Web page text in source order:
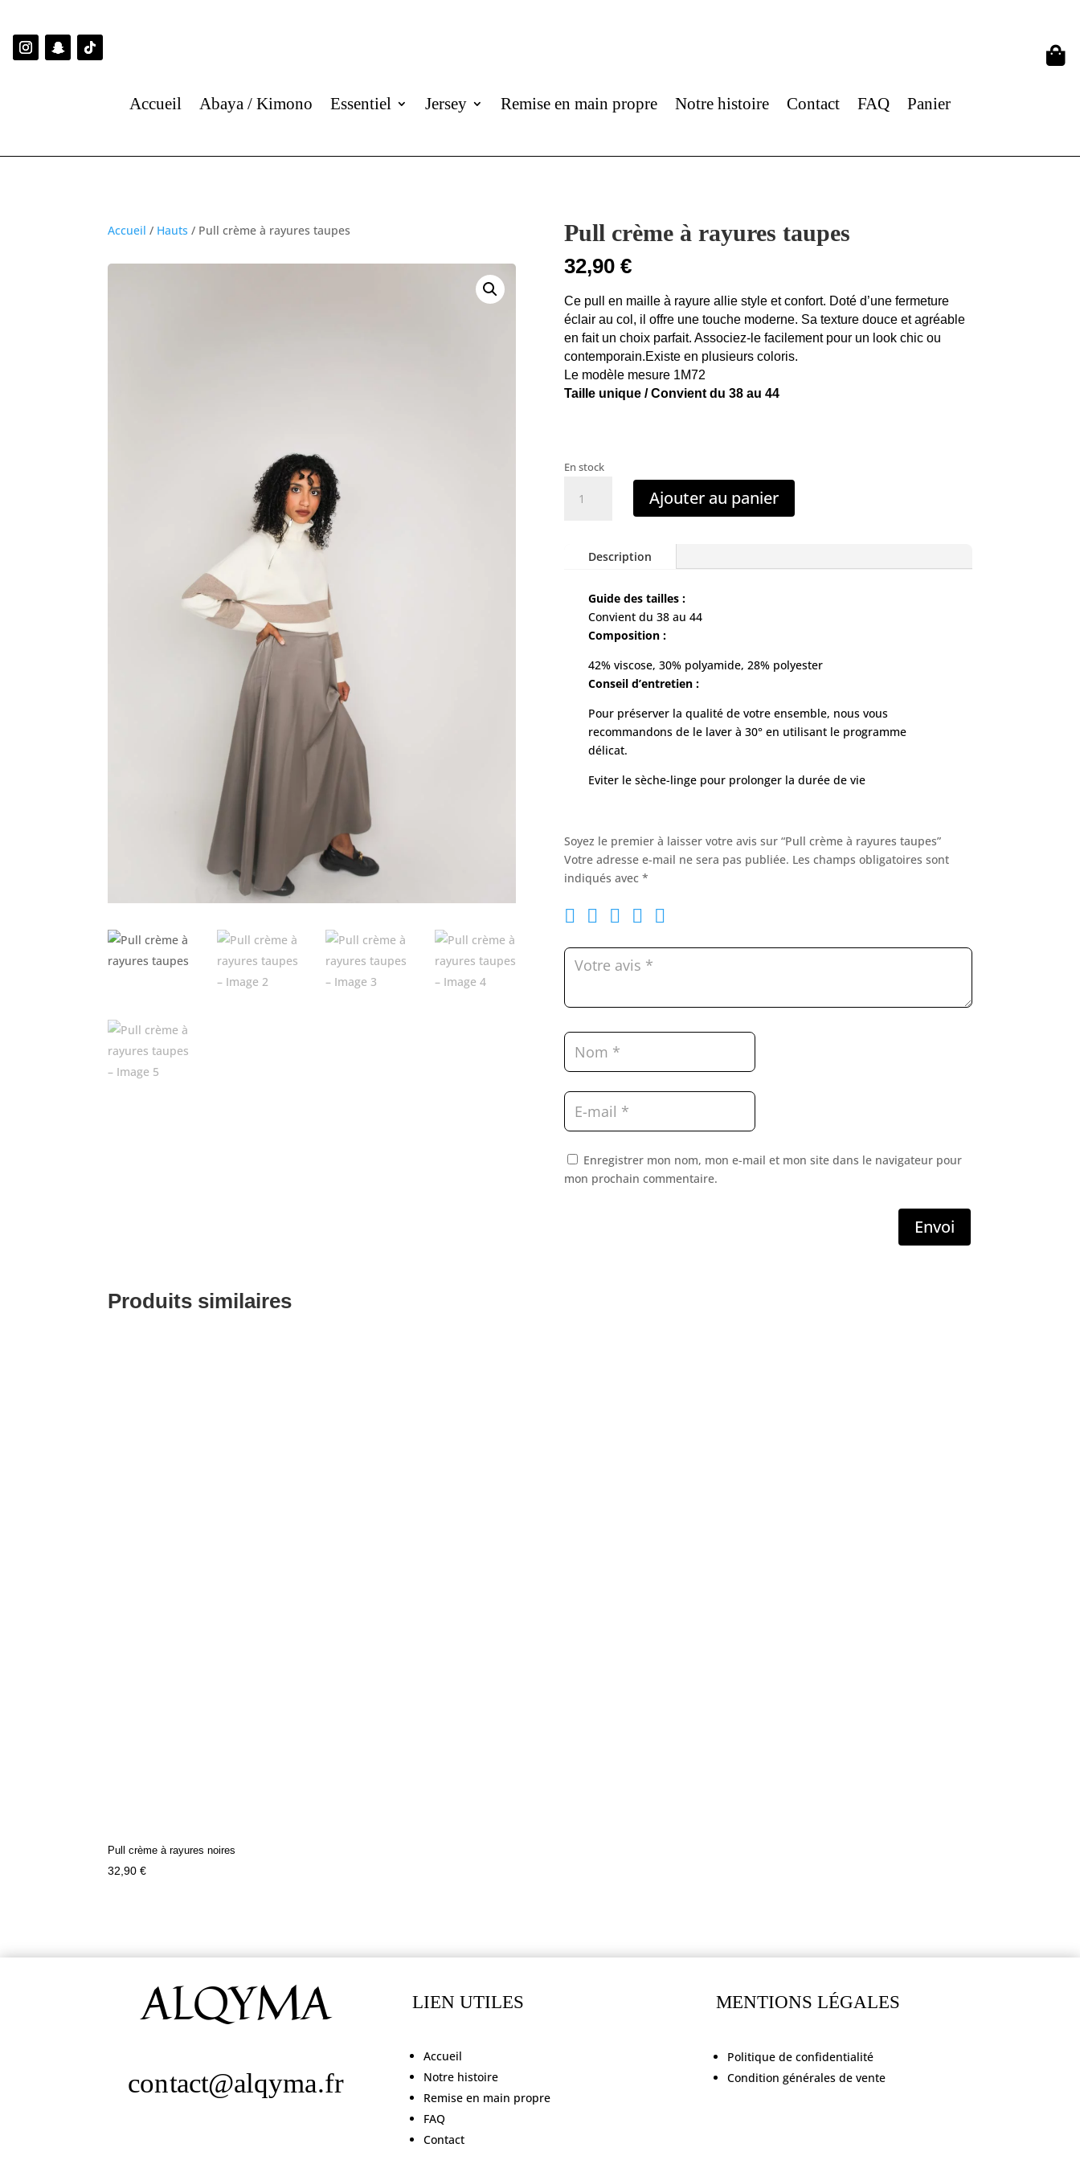

Accueil Abaya / Kimono Essentiel Jersey Remise en main propre Notre histoire Contact FAQ Panier
Accueil / Hauts / Pull crème à rayures taupes Pull crème à rayures taupes
32,90 €
Ce pull en maille à rayure allie style et confort. Doté d’une fermeture
éclair au col, il offre une touche moderne. Sa texture douce et agréable
en fait un choix parfait. Associez-le facilement pour un look chic ou
contemporain.Existe en plusieurs coloris.
Le modèle mesure 1M72
Taille unique / Convient du 38 au 44
En stock
taupes
Ajouter au panier
Description
Guide des tailles :
Convient du 38 au 44
Composition :
42% viscose, 30% polyamide, 28% polyester
Conseil d’entretien :
Pour préserver la qualité de votre ensemble, nous vous
recommandons de le laver à 30° en utilisant le programme
délicat.
Eviter le sèche-linge pour prolonger la durée de vie
Soyez le premier à laisser votre avis sur “Pull crème à rayures taupes”
Votre adresse e-mail ne sera pas publiée. Les champs obligatoires sont
indiqués avec *
Enregistrer mon nom, mon e-mail et mon site dans le navigateur pour
mon prochain commentaire.
Envoi
Produits similaires
Pull crème à rayures noires
32,90€
ALQYMA
contact@alqyma.fr
LIEN UTILES
Accueil
Notre histoire
Remise en main propre
FAQ
Contact
MENTIONS LÉGALES
Politique de confidentialité
Condition générales de vente